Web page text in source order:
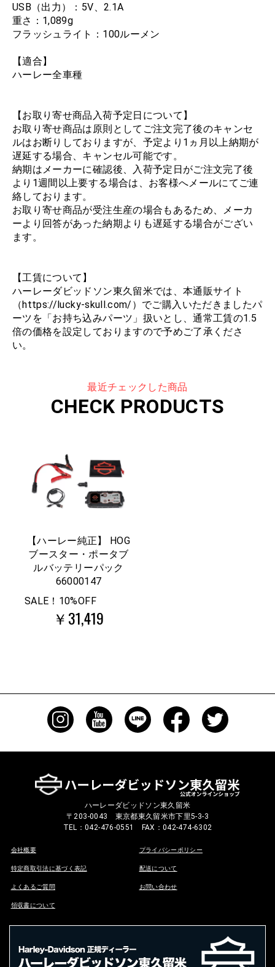
USB（出力）：5V、2.1A
重さ：1,089g
フラッシュライト：100ルーメン
【適合】
ハーレー全車種
【お取り寄せ商品入荷予定日について】
お取り寄せ商品は原則としてご注文完了後のキャンセ
ルはお断りしておりますが、予定より1ヵ月以上納期が
遅延する場合、キャンセル可能です。
納期はメーカーに確認後、入荷予定日がご注文完了後
より1週間以上要する場合は、お客様へメールにてご連
絡しております。
お取り寄せ商品が受注生産の場合もあるため、メーカ
ーより回答があった納期よりも遅延する場合がござい
ます。
【工賃について】
ハーレーダビッドソン東久留米では、本通販サイト
（https://lucky-skull.com/）でご購入いただきましたパ
ーツを「お持ち込みパーツ」扱いとし、通常工賃の1.5
倍の価格を設定しておりますので予めご了承くださ
い。
最近チェックした商品
CHECK PRODUCTS
【ハーレー純正】 HOG
ブースター・ポータブ
ルバッテリーパック
66000147
SALE！10%OFF
￥31,419
ハーレーダビッドソン東久留米
〒203-0043 東京都東久留米市下里5-3-3
TEL：042-476-0551 FAX：042-474-6302
会社概要 プライバシーポリシー
特定商取引法に基づく表記 配送について
よくあるご質問 お問い合わせ
領収書について